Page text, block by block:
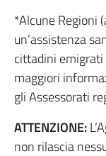
*Alcune Regioni
un’assistenza
cittadini
maggiori
gli Assessorati
ATTENZIONE:
non rilascia